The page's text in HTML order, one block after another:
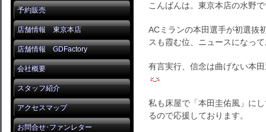
予約販売
店舗情報 東京本店
店舗情報 GDFactory
会社概要
スタッフ紹介
アクセスマップ
お問合せ･ファンレター
こんばんは。東京本店の水野
ACミランの本田選手が初選抜
スも霞む位、ニュースになっ
有言実行、信念は曲げない本
私も床屋で「本田圭佑風」に
るので応援しております。